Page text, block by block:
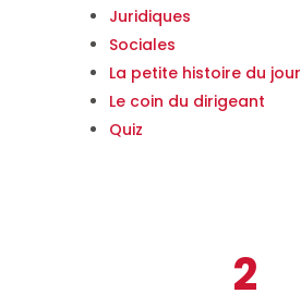
Juridiques
Sociales
La petite histoire du jour
Le coin du dirigeant
Quiz
2